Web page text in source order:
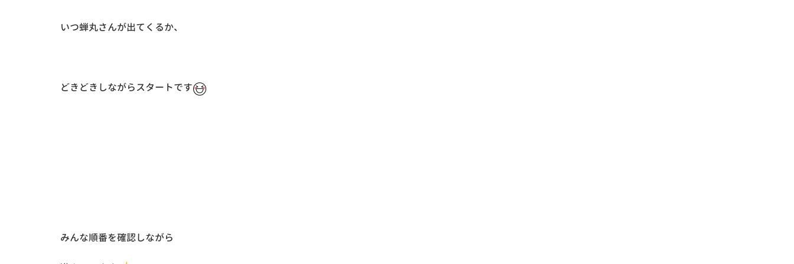
いつ蝉丸さんが出てくるか、
どきどきしながらスタートです
みんな順番を確認しながら